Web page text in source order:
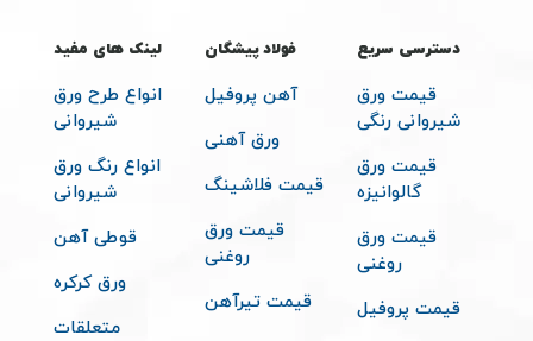
بخش فروش :09213643306
دسترسی سریع
شیروانی رنگی
فولاد پیشگان
آهن پروفیل
لینک های مفید
انواع طرح ورق
شیروانی